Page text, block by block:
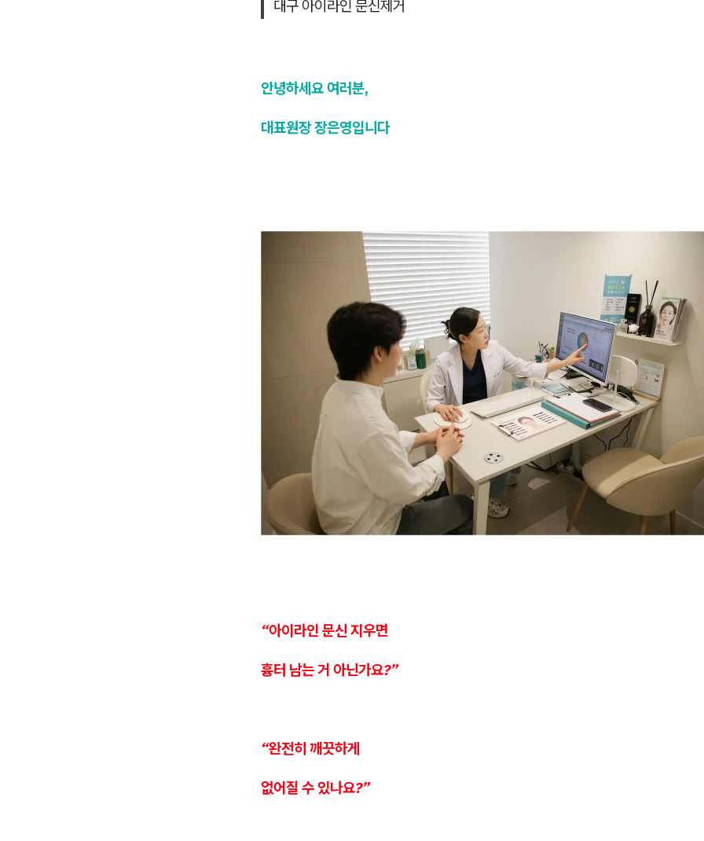
대구 아이라인 문신제거
안녕하세요 여러분,
대표원장 장은영입니다
“아이라인 문신 지우면
흉터 남는 거 아닌가요?”
“완전히 깨끗하게
없어질 수 있나요?”